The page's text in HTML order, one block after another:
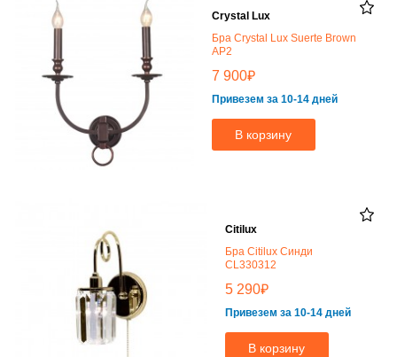
Crystal Lux
Бра Crystal Lux Suerte Brown
AP2
7 900₽
Привезем за 10-14 дней
В корзину
Citilux
Бра Citilux Синди
CL330312
5 290₽
Привезем за 10-14 дней
В корзину